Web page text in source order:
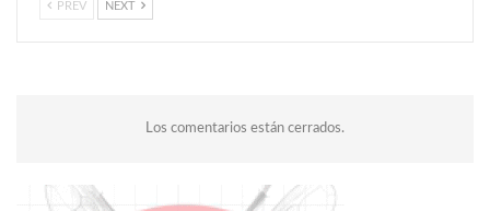
PREV NEXT
Los comentarios están cerrados.